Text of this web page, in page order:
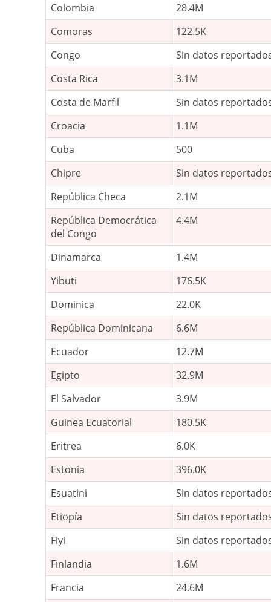
Colombia
28.4M
Comoras
122.5K
Congo
Sin datos
Costa Rica
3.1M
Costa de Marfil
Sin datos
Croacia
1.1M
Cuba
500
Chipre
Sin datos
República Checa
2.1M
República Democrática
del Congo
4.4M
Dinamarca
1.4M
Yibuti
176.5K
Dominica
22.0K
República Dominicana
6.6M
Ecuador
12.7M
Egipto
32.9M
El Salvador
3.9M
Guinea Ecuatorial
180.5K
Eritrea
6.0K
Estonia
396.0K
Esuatini
Sin datos
Etiopía
Sin datos
Fiyi
Sin datos
Finlandia
1.6M
Francia
24.6M